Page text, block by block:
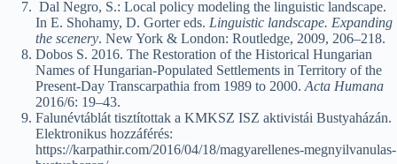
Dal Negro, S.: Local policy modeling the linguistic landscape.
In E. Shohamy, D. Gorter eds. Linguistic landscape. Expanding
the scenery. New York & London: Routledge, 2009, 206–218.
Dobos S. 2016. The Restoration of the Historical Hungarian
Names of Hungarian-Populated Settlements in Territory of the
Present-Day Transcarpathia from 1989 to 2000. Acta Humana
2016/6: 19–43.
Falunévtáblát tisztítottak a KMKSZ ISZ aktivistái Bustyaházán.
Elektronikus hozzáférés:
https://karpathir.com/2016/04/18/magyarellenes-megnyilvanulas-